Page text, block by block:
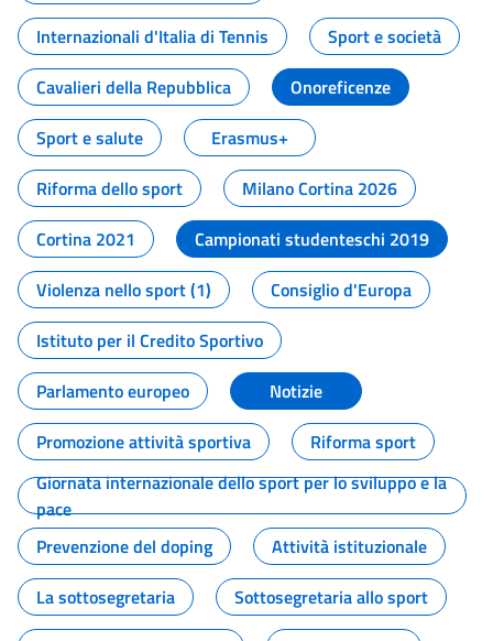
Internazionali d'Italia di Tennis
Sport e società
Cavalieri della Repubblica
Onoreficenze
Sport e salute
Erasmus+
Riforma dello sport
Milano Cortina 2026
Cortina 2021
Campionati studenteschi 2019
Violenza nello sport (1)
Consiglio d'Europa
Istituto per il Credito Sportivo
Parlamento europeo
Notizie
Promozione attività sportiva
Riforma sport
Giornata internazionale dello sport per lo sviluppo e la
pace
Prevenzione del doping
Attività istituzionale
La sottosegretaria
Sottosegretaria allo sport